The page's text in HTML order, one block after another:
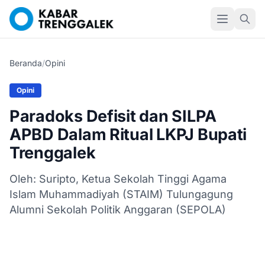
Beranda/Opini
Opini
Paradoks Defisit dan SILPA
APBD Dalam Ritual LKPJ Bupati
Trenggalek
Oleh: Suripto, Ketua Sekolah Tinggi Agama
Islam Muhammadiyah (STAIM) Tulungagung
Alumni Sekolah Politik Anggaran (SEPOLA)